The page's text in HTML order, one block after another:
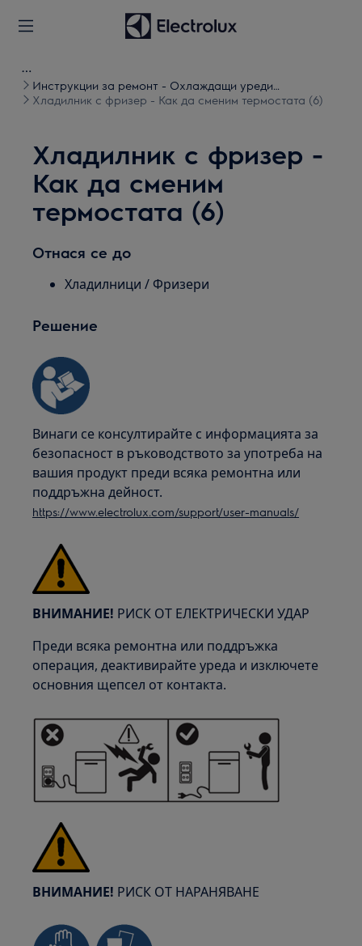
Инструкции за ремонт - Охлаждащи уреди
(хладилници и фризери)
Хладилник с фризер - Как да сменим термостата (6)
Хладилник с фризер -
Как да сменим
термостата (6)
Отнася се до
Хладилници / Фризери
Решение
Винаги се консултирайте с информацията за
безопасност в ръководството за употреба на
вашия продукт преди всяка ремонтна или
поддръжна дейност.
https://www.electrolux.com/support/user-manuals/
ВНИМАНИЕ! РИСК ОТ ЕЛЕКТРИЧЕСКИ УДАР
Преди всяка ремонтна или поддръжка
операция, деактивирайте уреда и изключете
основния щепсел от контакта.
ВНИМАНИЕ! РИСК ОТ НАРАНЯВАНЕ